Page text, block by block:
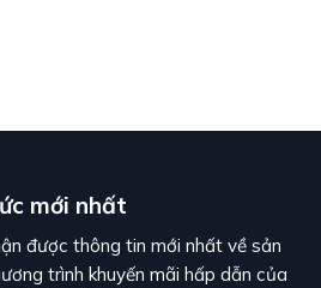
mới nhất
được thông tin mới nhất về sản
trình khuyến mãi hấp dẫn của